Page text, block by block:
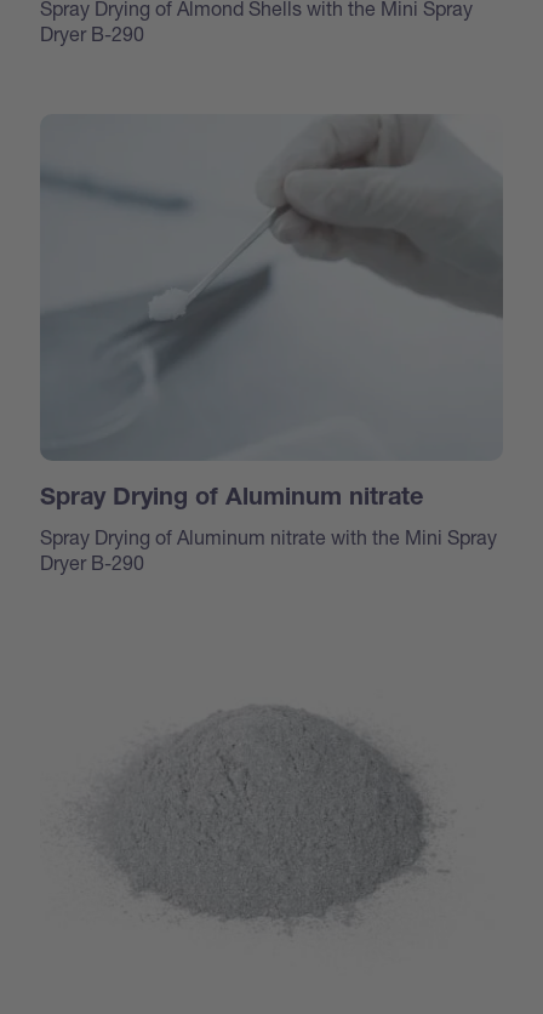
Spray Drying of Almond Shells with the Mini Spray
Dryer B-290
Spray Drying of Aluminum nitrate
Spray Drying of Aluminum nitrate with the Mini Spray
Dryer B-290